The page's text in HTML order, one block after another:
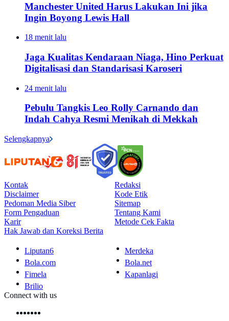
Manchester United Harus Lakukan Ini jika
Ingin Boyong Lewis Hall
18 menit lalu
Jaga Kualitas Kendaraan Niaga, Hino Perkuat
Digitalisasi dan Standarisasi Karoseri
24 menit lalu
Pebulu Tangkis Leo Rolly Carnando dan
Indah Cahya Resmi Menikah di Mekkah
Selengkapnya
Kontak
Redaksi
Disclaimer
Kode Etik
Pedoman Media Siber
Sitemap
Form Pengaduan
Tentang Kami
Karir
Metode Cek Fakta
Hak Jawab dan Koreksi Berita
Liputan6
Merdeka
Bola.com
Bola.net
Fimela
Kapanlagi
Brilio
Connect with us